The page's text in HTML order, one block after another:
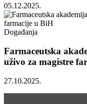
05.12.2025.
Događanja
Farmaceutska
uživo za magistre
27.10.2025.